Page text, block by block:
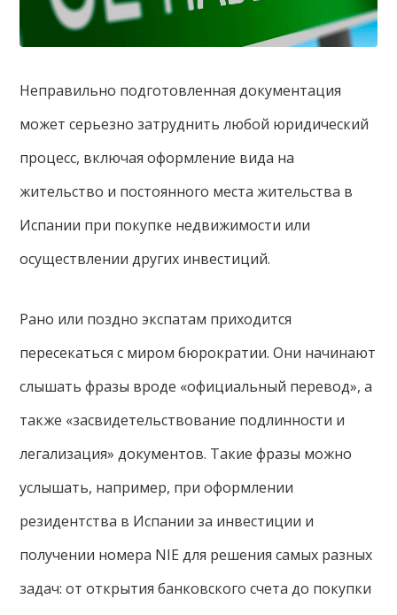
Неправильно подготовленная документация
может серьезно затруднить любой юридический
процесс, включая оформление вида на
жительство и постоянного места жительства в
Испании при покупке недвижимости или
осуществлении других инвестиций.
Рано или поздно экспатам приходится
пересекаться с миром бюрократии. Они начинают
слышать фразы вроде «официальный перевод», а
также «засвидетельствование подлинности и
легализация» документов. Такие фразы можно
услышать, например, при оформлении
резидентства в Испании за инвестиции и
получении номера NIE для решения самых разных
задач: от открытия банковского счета до покупки